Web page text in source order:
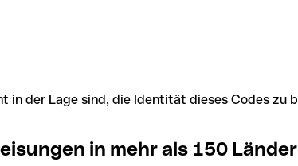
in der Lage sind, die Identität dieses Codes zu
in mehr als 150